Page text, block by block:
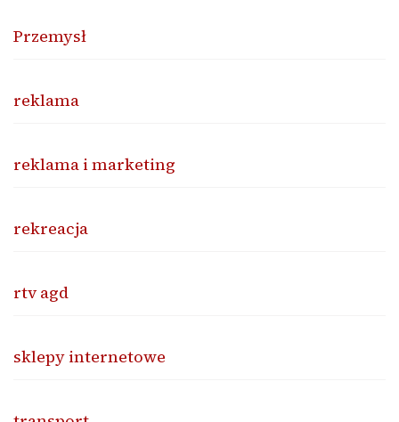
Przemysł
reklama
reklama i marketing
rekreacja
rtv agd
sklepy internetowe